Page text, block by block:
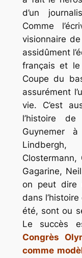
d’un
Comme
visionnaire
assidûment
français et
Coupe du
assurément
vie. C’est
l’histoire
Guynemer
Clostermann,
Gagarine,
on peut dire
dans
été, sont ou
Le succès
Congrès
comme